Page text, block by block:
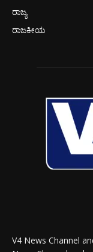
ರಾಜ್ಯ
ರಾಜಕೀಯ
V4 News Channel